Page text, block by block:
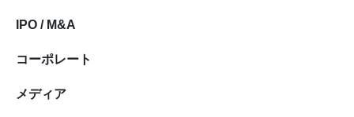
IPO / M&A
コーポレート
メディア